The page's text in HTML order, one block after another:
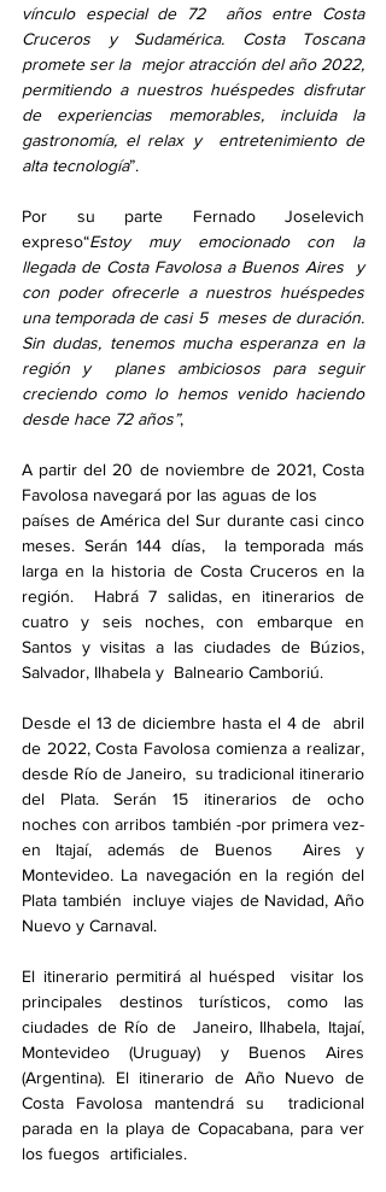
vínculo especial de 72  años entre Costa
Cruceros y Sudamérica. Costa Toscana
promete ser la  mejor atracción del año 2022,
permitiendo a nuestros huéspedes disfrutar
de experiencias memorables, incluida la
gastronomía, el relax y  entretenimiento de
alta tecnología”.
Por su parte Fernado Joselevich
expreso“Estoy muy emocionado con la
llegada de Costa Favolosa a Buenos Aires  y
con poder ofrecerle a nuestros huéspedes
una temporada de casi 5  meses de duración.
Sin dudas, tenemos mucha esperanza en la
región y  planes ambiciosos para seguir
creciendo como lo hemos venido haciendo
desde hace 72 años”,
A partir del 20 de noviembre de 2021, Costa
Favolosa navegará por las aguas de los
países de América del Sur durante casi cinco
meses. Serán 144 días,  la temporada más
larga en la historia de Costa Cruceros en la
región.  Habrá 7 salidas, en itinerarios de
cuatro y seis noches, con embarque en
Santos y visitas a las ciudades de Búzios,
Salvador, Ilhabela y  Balneario Camboriú.
Desde el 13 de diciembre hasta el 4 de  abril
de 2022, Costa Favolosa comienza a realizar,
desde Río de Janeiro,  su tradicional itinerario
del Plata. Serán 15 itinerarios de ocho
noches con arribos también -por primera vez-
en Itajaí, además de Buenos  Aires y
Montevideo. La navegación en la región del
Plata también  incluye viajes de Navidad, Año
Nuevo y Carnaval.
El itinerario permitirá al huésped  visitar los
principales destinos turísticos, como las
ciudades de Río de  Janeiro, Ilhabela, Itajaí,
Montevideo (Uruguay) y Buenos Aires
(Argentina). El itinerario de Año Nuevo de
Costa Favolosa mantendrá su  tradicional
parada en la playa de Copacabana, para ver
los fuegos  artificiales.